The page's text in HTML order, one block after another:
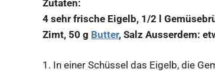
Zutaten:
4 sehr frische Eigelb, 1/2 l
Zimt, 50 g Butter, Salz Ausserdem:
1. In einer Schüssel das Eigelb, die